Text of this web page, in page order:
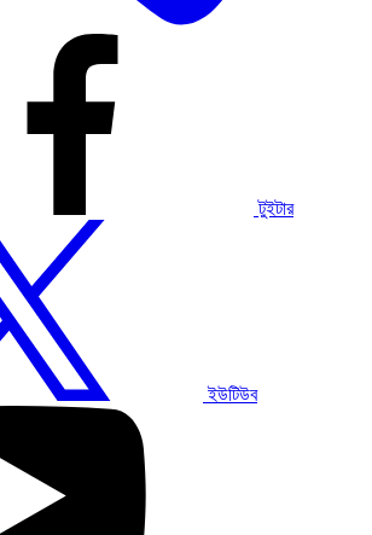
টুইটার
ইউটিউব